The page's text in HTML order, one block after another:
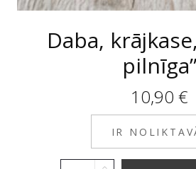
Daba,
pilnīga”
10,90 €
IR